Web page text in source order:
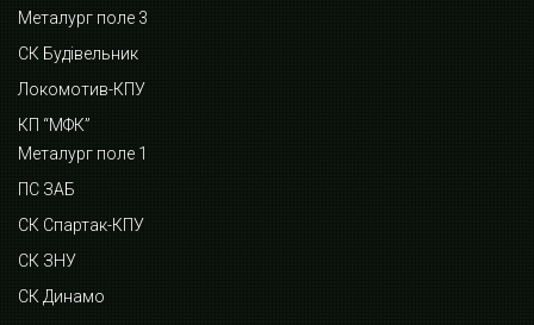
Металург поле 3
СК Будівельник
Локомотив-КПУ
КП “МФК”
Металург поле 1
ПС ЗАБ
СК Спартак-КПУ
СК ЗНУ
СК Динамо